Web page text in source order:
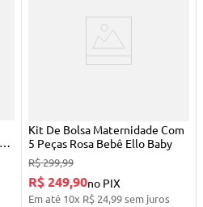
Kit De Bolsa Maternidade Com
5 Peças Rosa Bebê Ello Baby
R$299,99
R$ 249,90no PIX
Em até 10x R$ 24,99sem juros